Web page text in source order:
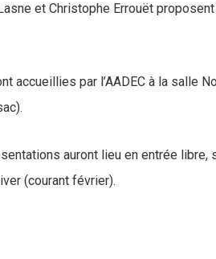
et Christophe Errouët
par l’AADEC à la salle
auront lieu en entrée libre,
(courant février).